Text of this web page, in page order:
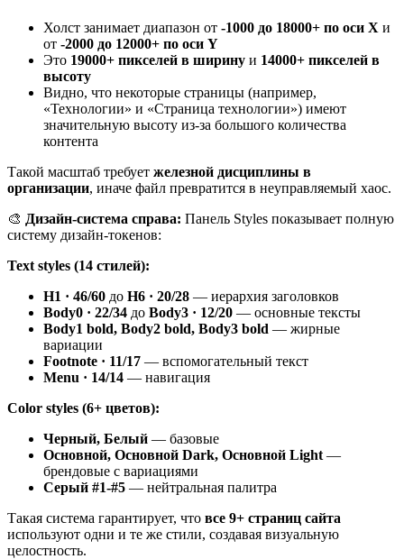
Холст занимает диапазон от -1000 до 18000+ по оси X и
от -2000 до 12000+ по оси Y
Это 19000+ пикселей в ширину и 14000+ пикселей в
высоту
Видно, что некоторые страницы (например,
«Технологии» и «Страница технологии») имеют
значительную высоту из-за большого количества
контента
Такой масштаб требует железной дисциплины в
организации, иначе файл превратится в неуправляемый хаос.
🎨 Дизайн-система справа: Панель Styles показывает полную
систему дизайн-токенов:
Text styles (14 стилей):
H1 · 46/60 до H6 · 20/28 — иерархия заголовков
Body0 · 22/34 до Body3 · 12/20 — основные тексты
Body1 bold, Body2 bold, Body3 bold — жирные
вариации
Footnote · 11/17 — вспомогательный текст
Menu · 14/14 — навигация
Color styles (6+ цветов):
Черный, Белый — базовые
Основной, Основной Dark, Основной Light —
брендовые с вариациями
Серый #1-#5 — нейтральная палитра
Такая система гарантирует, что все 9+ страниц сайта
используют одни и те же стили, создавая визуальную
целостность.